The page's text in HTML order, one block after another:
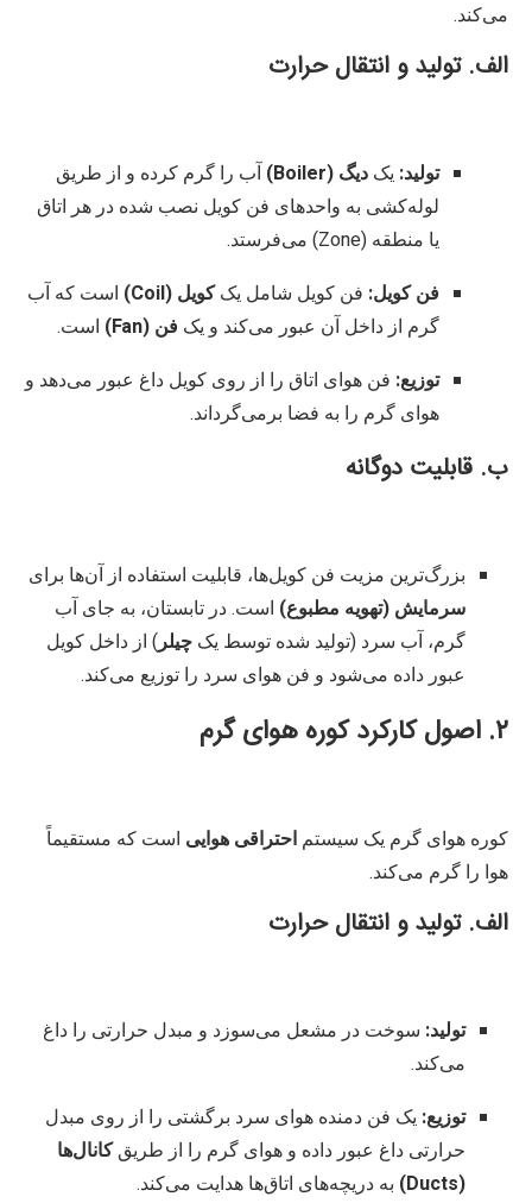
می‌کند.
الف. تولید و انتقال حرارت
تولید: یک دیگ (Boiler)
آب را گرم کرده و از طریق
لوله‌کشی به واحدهای فن کویل نصب شده در هر اتاق
یا منطقه (Zone) می‌فرستد.
فن کویل: فن کویل شامل یککویل (Coil)
است که آب
گرم از داخل آن عبور می‌کند و یک فن (Fan)
است.
توزیع: فن هوای اتاق را از روی کویل داغ عبور می‌دهد و
هوای گرم را به فضا برمی‌گرداند.
ب. قابلیت دوگانه
بزرگ‌ترین مزیت فن کویل‌ها، قابلیت استفاده از آن‌ها برای
سرمایش (تهویه مطبوع) است. در تابستان، به جای آب
گرم، آب سرد (تولید شده توسط یک چیلر) از داخل کویل
عبور داده می‌شود و فن هوای سرد را توزیع می‌کند.
۲. اصول کارکرد کوره هوای گرم
کوره هوای گرم یک سیستم احتراقی هوایی است که مستقیماً
هوا را گرم می‌کند.
الف. تولید و انتقال حرارت
تولید: سوخت در مشعل می‌سوزد و مبدل حرارتی را داغ
می‌کند.
توزیع: یک فن دمنده هوای سرد برگشتی را از روی مبدل
حرارتی داغ عبور داده و هوای گرم را از طریقکانال‌ها
(Ducts)
به دریچه‌های اتاق‌ها هدایت می‌کند.